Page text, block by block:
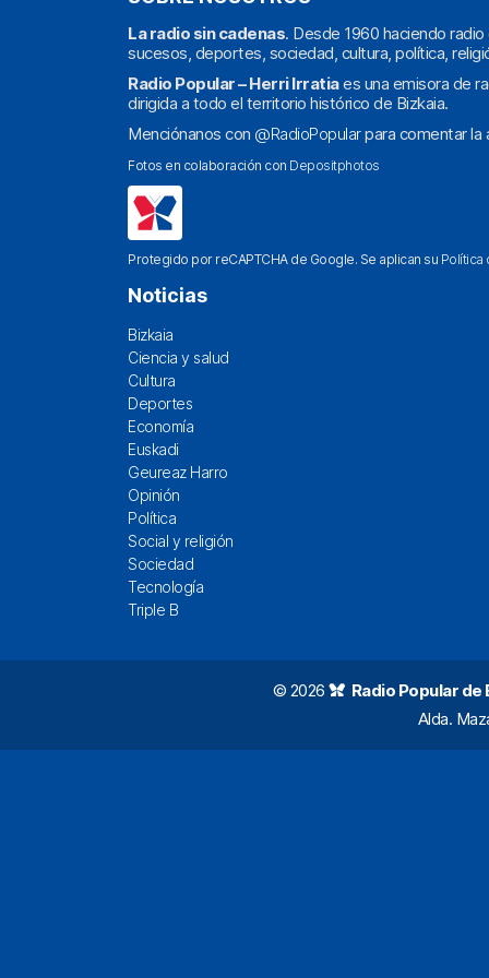
La radio sin cadenas. Desde 1960 haciendo
sucesos, deportes, sociedad, cultura, política,
Radio Popular – Herri Irratiaes una emisora de
dirigida a todo el territorio histórico de Bizkaia.
Menciónanos con @RadioPopularpara comentar la
Fotos en colaboración con Depositphotos
Protegido por reCAPTCHA de Google. Se aplican su Política
Noticias
Bizkaia
Ciencia y salud
Cultura
Deportes
Economía
Euskadi
Geureaz Harro
Opinión
Política
Social y religión
Sociedad
Tecnología
Triple B
© 2026 Radio Popular de
Alda.